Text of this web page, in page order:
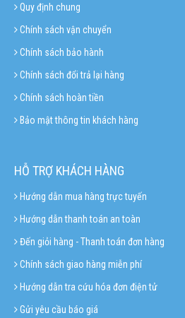
Quy định chung
Chính sách vận chuyển
Chính sách bảo hành
Chính sách đổi trả lại hàng
Chính sách hoàn tiền
Bảo mật thông tin khách hàng
HỖ TRỢ KHÁCH HÀNG
Hướng dẫn mua hàng trực tuyến
Hướng dẫn thanh toán an toàn
Đến giỏi hàng - Thanh toán đơn hàng
Chính sách giao hàng miễn phí
Hướng dẫn tra cứu hóa đơn điện tử
Gửi yêu cầu báo giá